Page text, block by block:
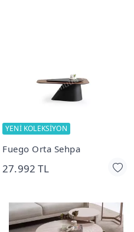
YENİ KOLEKSİYON
Fuego Orta Sehpa
27.992 TL